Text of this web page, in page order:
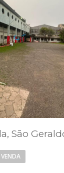
São
VENDA